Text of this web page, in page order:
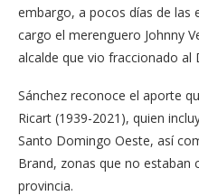
embargo, a pocos días de las
cargo el merenguero Johnny
alcalde que vio fraccionado al
Sánchez reconoce el aporte
Ricart (1939-2021), quien
Santo Domingo Oeste, así
Brand, zonas que no estaban
provincia.